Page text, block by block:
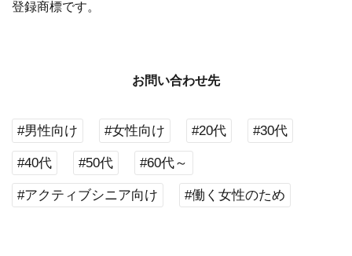
登録商標です。
お問い合わせ先
#男性向け #女性向け #20代 #30代
#40代 #50代 #60代～
#アクティブシニア向け #働く女性のため